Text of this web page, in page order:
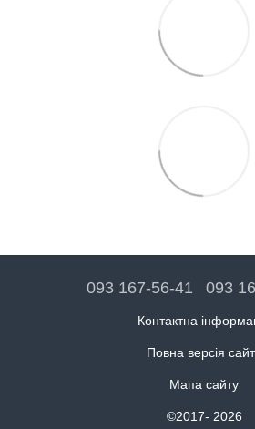
093 167-56-41 093
Контактна
Повна версія
Мапа сайту
©2017- 2026